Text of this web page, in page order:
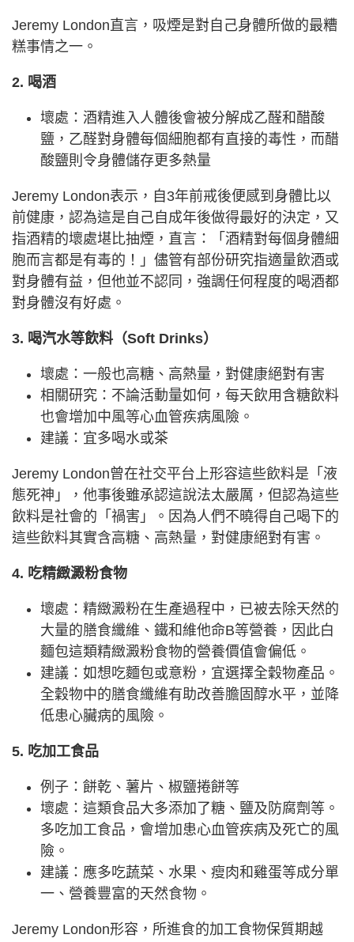
Jeremy London直言，吸煙是對自己身體所做的最糟
糕事情之一。
2. 喝酒
壞處：酒精進入人體後會被分解成乙醛和醋酸
鹽，乙醛對身體每個細胞都有直接的毒性，而醋
酸鹽則令身體儲存更多熱量
Jeremy London表示，自3年前戒後便感到身體比以
前健康，認為這是自己自成年後做得最好的決定，又
指酒精的壞處堪比抽煙，直言：「酒精對每個身體細
胞而言都是有毒的！」儘管有部份研究指適量飲酒或
對身體有益，但他並不認同，強調任何程度的喝酒都
對身體沒有好處。
3. 喝汽水等飲料（Soft Drinks）
壞處：一般也高糖、高熱量，對健康絕對有害
相關研究：不論活動量如何，每天飲用含糖飲料
也會增加中風等心血管疾病風險。
建議：宜多喝水或茶
Jeremy London曾在社交平台上形容這些飲料是「液
態死神」，他事後雖承認這說法太嚴厲，但認為這些
飲料是社會的「禍害」。因為人們不曉得自己喝下的
這些飲料其實含高糖、高熱量，對健康絕對有害。
4. 吃精緻澱粉食物
壞處：精緻澱粉在生產過程中，已被去除天然的
大量的膳食纖維、鐵和維他命B等營養，因此白
麵包這類精緻澱粉食物的營養價值會偏低。
建議：如想吃麵包或意粉，宜選擇全穀物產品。
全穀物中的膳食纖維有助改善膽固醇水平，並降
低患心臟病的風險。
5. 吃加工食品
例子：餅乾、薯片、椒鹽捲餅等
壞處：這類食品大多添加了糖、鹽及防腐劑等。
多吃加工食品，會增加患心血管疾病及死亡的風
險。
建議：應多吃蔬菜、水果、瘦肉和雞蛋等成分單
一、營養豐富的天然食物。
Jeremy London形容，所進食的加工食物保質期越